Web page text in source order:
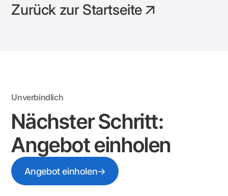
Zurück zur Startseite
Unverbindlich
Nächster Schritt:
Angebot einholen
Angebot einholen→